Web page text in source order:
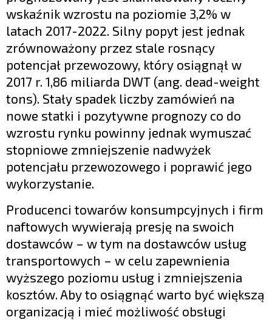
wskaźnik wzrostu na poziomie 3,2% w
latach 2017-2022. Silny popyt jest jednak
zrównoważony przez stale rosnący
potencjał przewozowy, który osiągnął w
2017 r. 1,86 miliarda DWT (ang. dead-weight
tons). Stały spadek liczby zamówień na
nowe statki i pozytywne prognozy co do
wzrostu rynku powinny jednak wymuszać
stopniowe zmniejszenie nadwyżek
potencjału przewozowego i poprawić jego
wykorzystanie.
Producenci towarów konsumpcyjnych i firm
naftowych wywierają presję na swoich
dostawców – w tym na dostawców usług
transportowych – w celu zapewnienia
wyższego poziomu usług i zmniejszenia
kosztów. Aby to osiągnąć warto być większą
organizacją i mieć możliwość obsługi